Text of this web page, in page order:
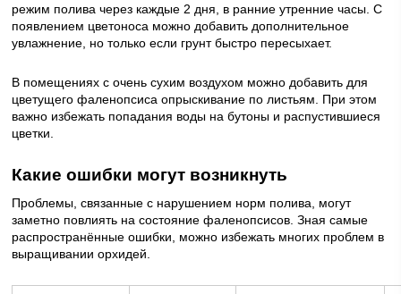
режим полива через каждые 2 дня, в ранние утренние часы. С
появлением цветоноса можно добавить дополнительное
увлажнение, но только если грунт быстро пересыхает.
В помещениях с очень сухим воздухом можно добавить для
цветущего фаленопсиса опрыскивание по листьям. При этом
важно избежать попадания воды на бутоны и распустившиеся
цветки.
Какие ошибки могут возникнуть
Проблемы, связанные с нарушением норм полива, могут
заметно повлиять на состояние фаленопсисов. Зная самые
распространённые ошибки, можно избежать многих проблем в
выращивании орхидей.